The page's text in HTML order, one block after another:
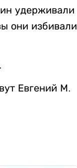
удерживали
они избивали
Евгений М.